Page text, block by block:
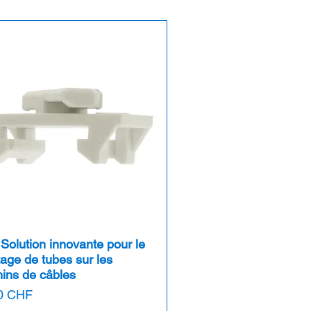
innovante pour le
de tubes sur les
de câbles
CHF